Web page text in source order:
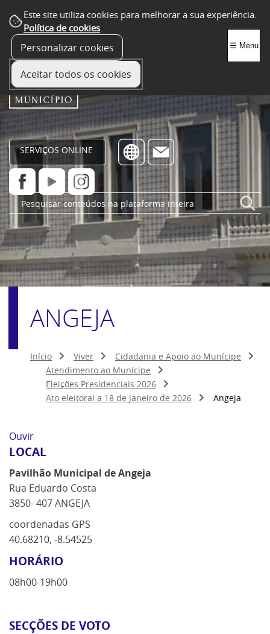
Este site utiliza cookies para melhorar a sua experiência.
Política de cookies.
Personalizar cookies
Aceitar todos os cookies
SERVIÇOS ONLINE
☰ Menu
ANGEJA
Início Viver
Cidadania e Apoio ao Munícipe
Atendimento ao Munícipe
Eleições Presidenciais 2026
Ato eleitoral a 18 de janeiro de 2026
Angeja
Ouvir
LOCAL
Pavilhão Municipal de Angeja
Rua Eduardo Costa
3850- 407 ANGEJA
coordenadas GPS
40.68210, -8.54525
HORÁRIO
08h00-19h00
SECÇÕES DE VOTO